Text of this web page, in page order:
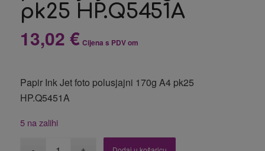
pk25 HP.Q5451A
13,02 € Cijena s PDV om
Papir Ink Jet foto polusjajni 170g A4 pk25
HP.Q5451A
5 na zalihi